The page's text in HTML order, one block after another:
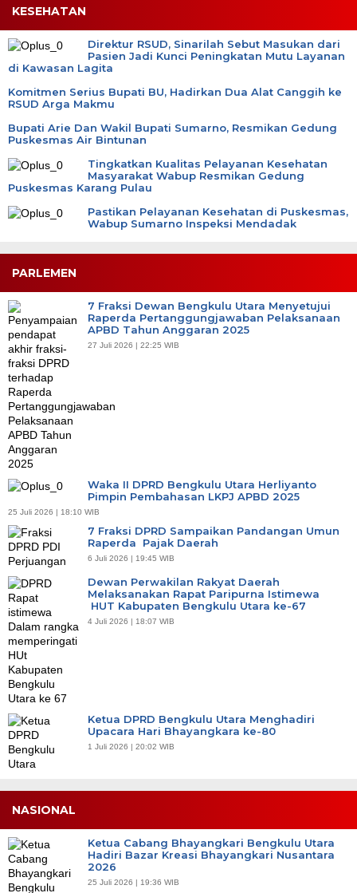
KESEHATAN
Direktur RSUD, Sinarilah Sebut Masukan dari
Pasien Jadi Kunci Peningkatan Mutu Layanan
di Kawasan Lagita
Komitmen Serius Bupati BU, Hadirkan Dua Alat Canggih ke
RSUD Arga Makmu
Bupati Arie Dan Wakil Bupati Sumarno, Resmikan Gedung
Puskesmas Air Bintunan
Tingkatkan Kualitas Pelayanan Kesehatan
Masyarakat Wabup Resmikan Gedung
Puskesmas Karang Pulau
Pastikan Pelayanan Kesehatan di Puskesmas,
Wabup Sumarno Inspeksi Mendadak
PARLEMEN
7 Fraksi Dewan Bengkulu Utara Menyetujui
Raperda Pertanggungjawaban Pelaksanaan
APBD Tahun Anggaran 2025
27 Juli 2026 | 22:25 WIB
Waka II DPRD Bengkulu Utara Herliyanto
Pimpin Pembahasan LKPJ APBD 2025
25 Juli 2026 | 18:10 WIB
7 Fraksi DPRD Sampaikan Pandangan Umun
Raperda Pajak Daerah
6 Juli 2026 | 19:45 WIB
Dewan Perwakilan Rakyat Daerah
Melaksanakan Rapat Paripurna Istimewa
HUT Kabupaten Bengkulu Utara ke-67
4 Juli 2026 | 18:07 WIB
Ketua DPRD Bengkulu Utara Menghadiri
Upacara Hari Bhayangkara ke-80
1 Juli 2026 | 20:02 WIB
NASIONAL
Ketua Cabang Bhayangkari Bengkulu Utara
Hadiri Bazar Kreasi Bhayangkari Nusantara
2026
25 Juli 2026 | 19:36 WIB